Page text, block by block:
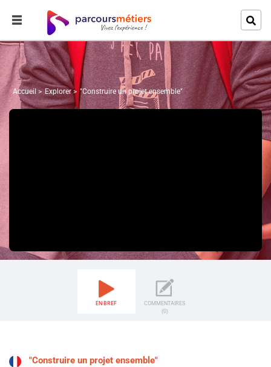
Accueil Explorer "Construire un projet ensemble"
EN BREF
COMMENTAIRES
(0)
"Construire un projet ensemble"